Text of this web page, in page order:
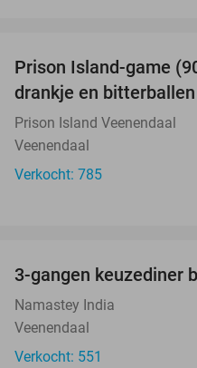
Prison Island-game
drankje en
Prison Island Veenendaal
Veenendaal
Verkocht: 785
3-gangen keuzediner
Namastey India
Veenendaal
Verkocht: 551